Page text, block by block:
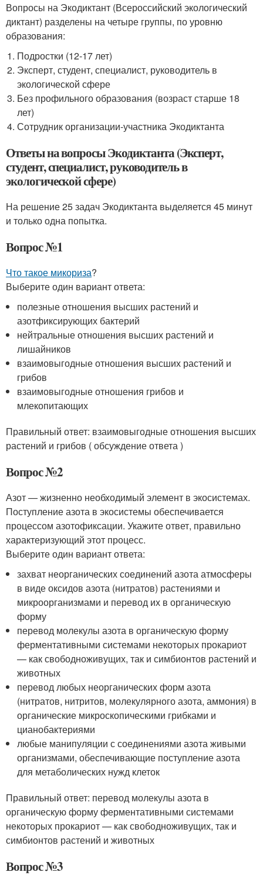
Вопросы на Экодиктант (Всероссийский экологический
диктант) разделены на четыре группы, по уровню
образования:
Подростки (12-17 лет)
Эксперт, студент, специалист, руководитель в
экологической сфере
Без профильного образования (возраст старше 18
лет)
Сотрудник организации-участника Экодиктанта
Ответы на вопросы Экодиктанта (Эксперт,
студент, специалист, руководитель в
экологической сфере)
На решение 25 задач Экодиктанта выделяется 45 минут
и только одна попытка.
Вопрос №1
Что такое микориза?
Выберите один вариант ответа:
полезные отношения высших растений и
азотфиксирующих бактерий
нейтральные отношения высших растений и
лишайников
взаимовыгодные отношения высших растений и
грибов
взаимовыгодные отношения грибов и
млекопитающих
Правильный ответ: взаимовыгодные отношения высших
растений и грибов ( обсуждение ответа )
Вопрос №2
Азот — жизненно необходимый элемент в экосистемах.
Поступление азота в экосистемы обеспечивается
процессом азотофиксации. Укажите ответ, правильно
характеризующий этот процесс.
Выберите один вариант ответа:
захват неорганических соединений азота атмосферы
в виде оксидов азота (нитратов) растениями и
микроорганизмами и перевод их в органическую
форму
перевод молекулы азота в органическую форму
ферментативными системами некоторых прокариот
— как свободноживущих, так и симбионтов растений и
животных
перевод любых неорганических форм азота
(нитратов, нитритов, молекулярного азота, аммония) в
органические микроскопическими грибками и
цианобактериями
любые манипуляции с соединениями азота живыми
организмами, обеспечивающие поступление азота
для метаболических нужд клеток
Правильный ответ: перевод молекулы азота в
органическую форму ферментативными системами
некоторых прокариот — как свободноживущих, так и
симбионтов растений и животных
Вопрос №3